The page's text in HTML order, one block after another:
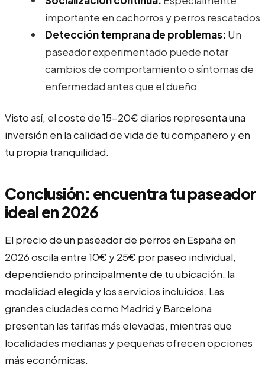
importante en cachorros y perros rescatados
Detección temprana de problemas: Un
paseador experimentado puede notar
cambios de comportamiento o síntomas de
enfermedad antes que el dueño
Visto así, el coste de 15-20€ diarios representa una
inversión en la calidad de vida de tu compañero y en
tu propia tranquilidad.
Conclusión: encuentra tu paseador
ideal en 2026
El precio de un paseador de perros en España en
2026 oscila entre 10€ y 25€ por paseo individual,
dependiendo principalmente de tu ubicación, la
modalidad elegida y los servicios incluidos. Las
grandes ciudades como Madrid y Barcelona
presentan las tarifas más elevadas, mientras que
localidades medianas y pequeñas ofrecen opciones
más económicas.